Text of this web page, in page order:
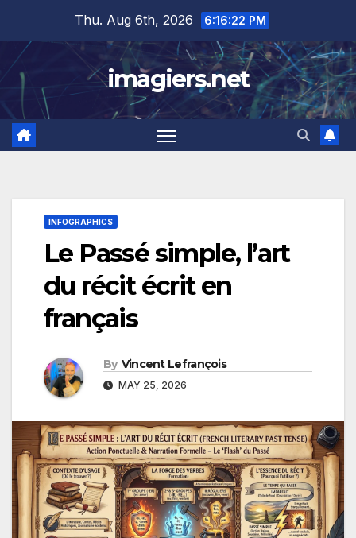
content
Thu. Aug 6th, 2026 6:16:23 PM
imagiers.net
INFOGRAPHICS
Le Passé simple, l’art
du récit écrit en
français
By Vincent Lefrançois
MAY 25, 2026